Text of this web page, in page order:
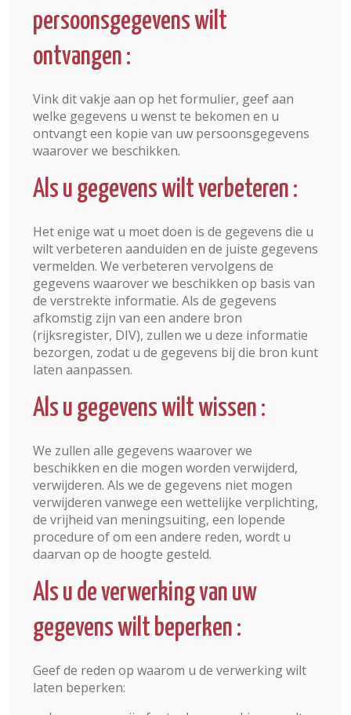
persoonsgegevens wilt
ontvangen :
Vink dit vakje aan op het formulier, geef aan
welke gegevens u wenst te bekomen en u
ontvangt een kopie van uw persoonsgegevens
waarover we beschikken.
Als u gegevens wilt verbeteren :
Het enige wat u moet doen is de gegevens die u
wilt verbeteren aanduiden en de juiste gegevens
vermelden. We verbeteren vervolgens de
gegevens waarover we beschikken op basis van
de verstrekte informatie. Als de gegevens
afkomstig zijn van een andere bron
(rijksregister, DIV), zullen we u deze informatie
bezorgen, zodat u de gegevens bij die bron kunt
laten aanpassen.
Als u gegevens wilt wissen :
We zullen alle gegevens waarover we
beschikken en die mogen worden verwijderd,
verwijderen. Als we de gegevens niet mogen
verwijderen vanwege een wettelijke verplichting,
de vrijheid van meningsuiting, een lopende
procedure of om een andere reden, wordt u
daarvan op de hoogte gesteld.
Als u de verwerking van uw
gegevens wilt beperken :
Geef de reden op waarom u de verwerking wilt
laten beperken: